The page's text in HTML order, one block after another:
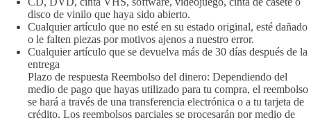
disco de vinilo que haya sido abierto.
Cualquier artículo que no esté en su estado original, esté dañado
o le falten piezas por motivos ajenos a nuestro error.
Cualquier artículo que se devuelva más de 30 días después de la
entrega
Plazo de respuesta Reembolso del dinero: Dependiendo del
medio de pago que hayas utilizado para tu compra, el reembolso
se hará a través de una transferencia electrónica o a tu tarjeta de
crédito. Los reembolsos parciales se procesarán por medio de